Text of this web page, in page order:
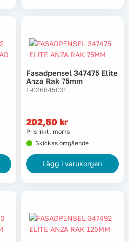
Fasadpensel 347475 Elite
Anza Rak 75mm
L-026845031
202,50 kr
Pris inkl. moms
Skickas omgående
Lägg i varukorgen